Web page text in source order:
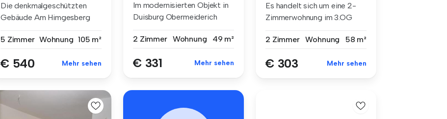
Die denkmalgeschützten
Gebäude Am Himgesberg
5 Zimmer Wohnung 105 m²
€ 540 Mehr sehen
Im modernisierten Objekt in
Duisburg Obermeiderich
2 Zimmer Wohnung 49 m²
€ 331 Mehr sehen
Es handelt sich um eine 2-
Zimmerwohnung im 3.OG
2 Zimmer
Wohnung 58 m²
€ 303 Mehr sehen